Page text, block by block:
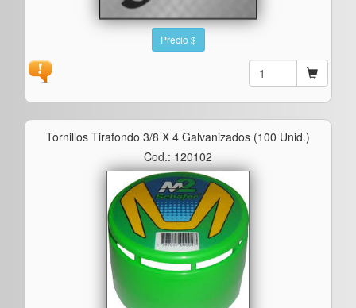
Precio $
Tornillos Tirafondo 3/8 X 4 Galvanizados (100 Unid.)
Cod.: 120102